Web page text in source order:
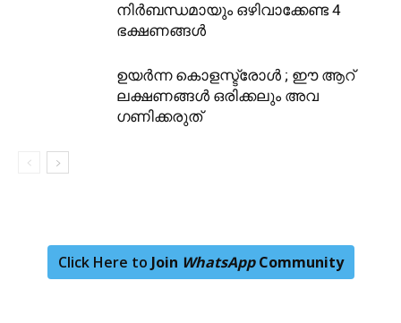
നിർബന്ധമായും ഒഴിവാക്കേണ്ട 4
ഭക്ഷണങ്ങൾ
ഉയർന്ന കൊളസ്ട്രോൾ ; ഈ ആറ്
ലക്ഷണങ്ങൾ ഒരിക്കലും അവ​
ഗണിക്കരുത്
Click Here to Join WhatsAppCommunity